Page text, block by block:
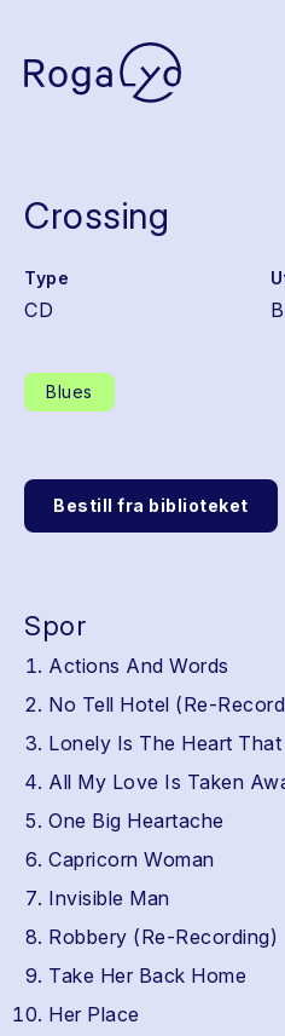
Crossing
Type
CD
Blues
Bestill fra biblioteket
Spor
Actions And Words
No Tell Hotel (Re-
Lonely Is The Heart
All My Love Is Taken
One Big Heartache
Capricorn Woman
Invisible Man
Robbery (Re-Recording)
Take Her Back Home
Her Place